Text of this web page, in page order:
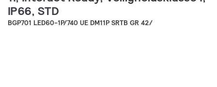
IP66, STD
BGP701 LED60-1P/740 UE DM11P SRTB GR 42/